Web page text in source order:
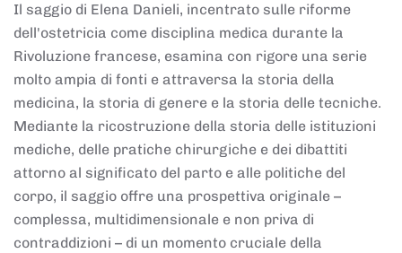
Il saggio di Elena Danieli, incentrato sulle riforme
dell'ostetricia come disciplina medica durante la
Rivoluzione francese, esamina con rigore una serie
molto ampia di fonti e attraversa la storia della
medicina, la storia di genere e la storia delle tecniche.
Mediante la ricostruzione della storia delle istituzioni
mediche, delle pratiche chirurgiche e dei dibattiti
attorno al significato del parto e alle politiche del
corpo, il saggio offre una prospettiva originale –
complessa, multidimensionale e non priva di
contraddizioni – di un momento cruciale della